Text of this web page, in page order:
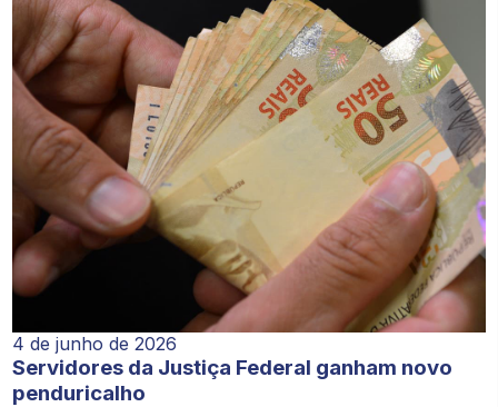
4 de junho de 2026
Servidores da Justiça Federal ganham novo
penduricalho